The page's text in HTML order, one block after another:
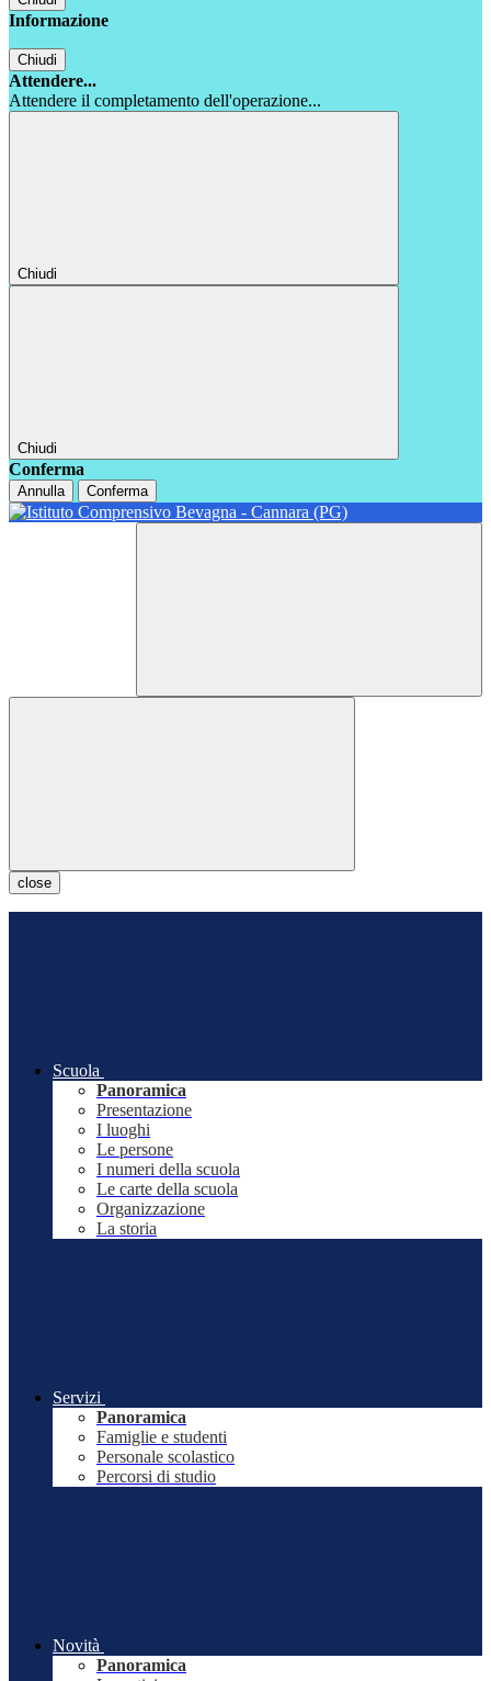
Informazione
Chiudi
Attendere...
Attendere il completamento dell'operazione...
Chiudi
Chiudi
Conferma
Annulla Conferma
close
Scuola
Panoramica
Presentazione
I luoghi
Le persone
I numeri della scuola
Le carte della scuola
Organizzazione
La storia
Servizi
Panoramica
Famiglie e studenti
Personale scolastico
Percorsi di studio
Novità
Panoramica